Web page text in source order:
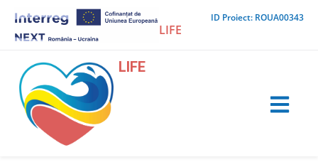
content
ID Proiect: ROUA00343
LIFE
LIFE